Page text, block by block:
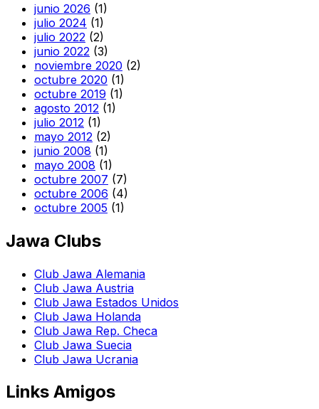
junio 2026 (1)
julio 2024 (1)
julio 2022 (2)
junio 2022 (3)
noviembre 2020 (2)
octubre 2020 (1)
octubre 2019 (1)
agosto 2012 (1)
julio 2012 (1)
mayo 2012 (2)
junio 2008 (1)
mayo 2008 (1)
octubre 2007 (7)
octubre 2006 (4)
octubre 2005 (1)
Jawa Clubs
Club Jawa Alemania
Club Jawa Austria
Club Jawa Estados Unidos
Club Jawa Holanda
Club Jawa Rep. Checa
Club Jawa Suecia
Club Jawa Ucrania
Links Amigos